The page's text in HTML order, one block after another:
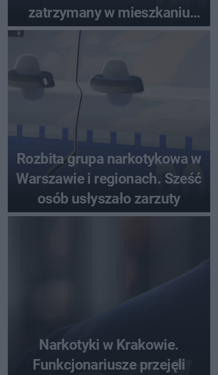
zatrzymany w mieszkaniu
seniora
Rozbita grupa narkotykowa w
Warszawie i regionach. Sześć
osób usłyszało zarzuty
Narkotyki w Krakowie.
Funkcjonariusze przejęli